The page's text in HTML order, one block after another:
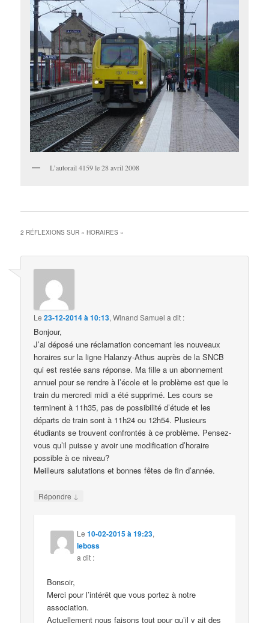
L’autorail 4159 le 28 avril 2008
2 RÉFLEXIONS SUR «HORAIRES »
Le23-12-2014 à 10:13,Winand Samuel a dit :
Bonjour,
J’ai déposé une réclamation concernant les nouveaux
horaires sur la ligne Halanzy-Athus auprès de la SNCB
qui est restée sans réponse. Ma fille a un abonnement
annuel pour se rendre à l’école et le problème est que le
train du mercredi midi a été supprimé. Les cours se
terminent à 11h35, pas de possibilité d’étude et les
départs de train sont à 11h24 ou 12h54. Plusieurs
étudiants se trouvent confrontés à ce problème. Pensez-
vous qu’il puisse y avoir une modification d’horaire
possible à ce niveau?
Meilleurs salutations et bonnes fêtes de fin d’année.
Répondre ↓
Le10-02-2015 à 19:23,
leboss
a dit :
Bonsoir,
Merci pour l’intérêt que vous portez à notre
association.
Actuellement nous faisons tout pour qu’il y ait des